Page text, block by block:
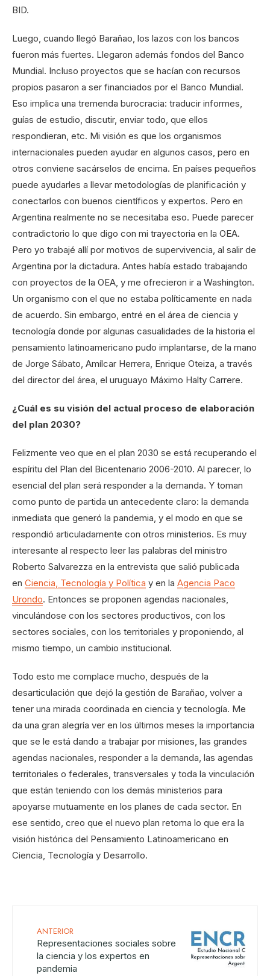
BID.
Luego, cuando llegó Barañao, los lazos con los bancos
fueron más fuertes. Llegaron además fondos del Banco
Mundial. Incluso proyectos que se hacían con recursos
propios pasaron a ser financiados por el Banco Mundial.
Eso implica una tremenda burocracia: traducir informes,
guías de estudio, discutir, enviar todo, que ellos
respondieran, etc. Mi visión es que los organismos
internacionales pueden ayudar en algunos casos, pero en
otros conviene sacárselos de encima. En países pequeños
puede ayudarles a llevar metodologías de planificación y
conectarlos con buenos científicos y expertos. Pero en
Argentina realmente no se necesitaba eso. Puede parecer
contradictorio lo que digo con mi trayectoria en la OEA.
Pero yo trabajé allí por motivos de supervivencia, al salir de
Argentina por la dictadura. Antes había estado trabajando
con proyectos de la OEA, y me ofrecieron ir a Washington.
Un organismo con el que no estaba políticamente en nada
de acuerdo. Sin embargo, entré en el área de ciencia y
tecnología donde por algunas casualidades de la historia el
pensamiento latinoamericano pudo implantarse, de la mano
de Jorge Sábato, Amílcar Herrera, Enrique Oteiza, a través
del director del área, el uruguayo Máximo Halty Carrere.
¿Cuál es su visión del actual proceso de elaboración
del plan 2030?
Felizmente veo que en el plan 2030 se está recuperando el
espíritu del Plan del Bicentenario 2006-2010. Al parecer, lo
esencial del plan será responder a la demanda. Y toman
como punto de partida un antecedente claro: la demanda
inmediata que generó la pandemia, y el modo en que se
respondió articuladamente con otros ministerios. Es muy
interesante al respecto leer las palabras del ministro
Roberto Salvarezza en la entrevista que salió publicada
en Ciencia, Tecnología y Política y en la Agencia Paco
Urondo. Entonces se proponen agendas nacionales,
vinculándose con los sectores productivos, con los
sectores sociales, con los territoriales y proponiendo, al
mismo tiempo, un cambio institucional.
Todo esto me complace mucho, después de la
desarticulación que dejó la gestión de Barañao, volver a
tener una mirada coordinada en ciencia y tecnología. Me
da una gran alegría ver en los últimos meses la importancia
que se le está dando a trabajar por misiones, las grandes
agendas nacionales, responder a la demanda, las agendas
territoriales o federales, transversales y toda la vinculación
que están teniendo con los demás ministerios para
apoyarse mutuamente en los planes de cada sector. En
ese sentido, creo que el nuevo plan retoma lo que era la
visión histórica del Pensamiento Latinoamericano en
Ciencia, Tecnología y Desarrollo.
ANTERIOR
Representaciones sociales sobre
la ciencia y los expertos en
pandemia